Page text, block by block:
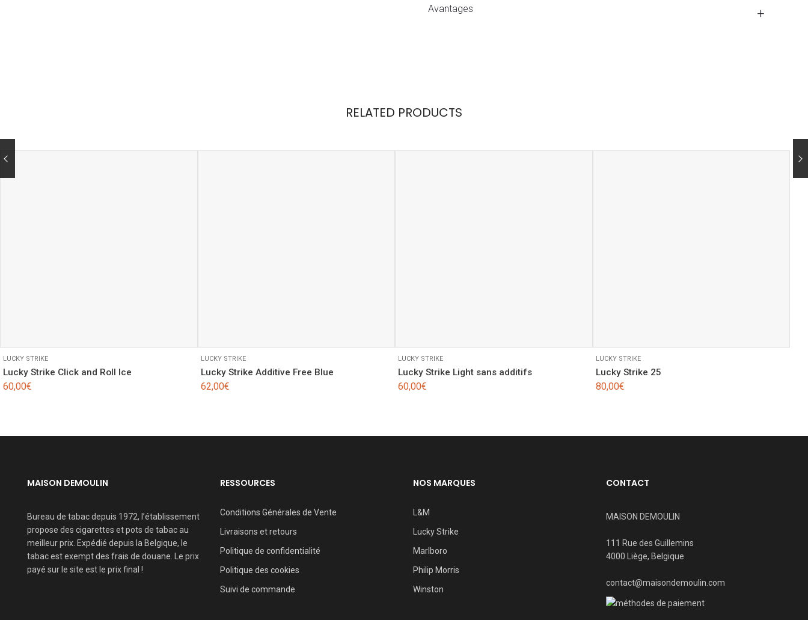
Avantages
RELATED PRODUCTS
LUCKY STRIKE
Lucky Strike Click and Roll Ice
60,00€
LUCKY STRIKE
Lucky Strike Additive Free Blue
62,00€
LUCKY STRIKE
Lucky Strike Light sans additifs
60,00€
LUCKY STRIKE
Lucky Strike 25
80,00€
MAISON DEMOULIN
Bureau de tabac depuis 1972, l’établissement
propose des cigarettes et pots de tabac au
meilleur prix. Expédié depuis la Belgique, le
tabac est exempt des frais de douane. Le prix
payé sur le site est le prix final !
RESSOURCES
Conditions Générales de Vente
Livraisons et retours
Politique de confidentialité
Politique des cookies
Suivi de commande
NOS MARQUES
L&M
Lucky Strike
Marlboro
Philip Morris
Winston
CONTACT
MAISON DEMOULIN
111 Rue des Guillemins
4000 Liège, Belgique
contact@maisondemoulin.com